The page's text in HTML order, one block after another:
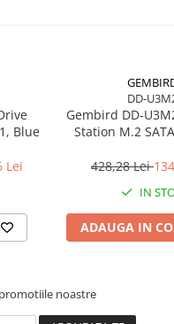
Blue
Lei
DD-
Gembird
Station M.2
428,28 Lei
IN
ADAUGA IN
noastre